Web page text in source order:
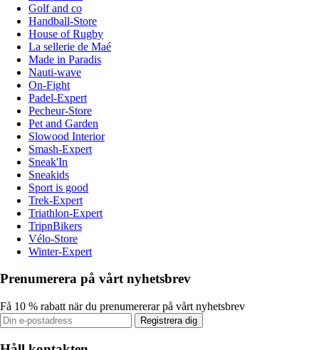
Golf and co
Handball-Store
House of Rugby
La sellerie de Maé
Made in Paradis
Nauti-wave
On-Fight
Padel-Expert
Pecheur-Store
Pet and Garden
Slowood Interior
Smash-Expert
Sneak'In
Sneakids
Sport is good
Trek-Expert
Triathlon-Expert
TripnBikers
Vélo-Store
Winter-Expert
Prenumerera på vårt nyhetsbrev
Få 10 % rabatt när du prenumererar på vårt nyhetsbrev
Registrera dig